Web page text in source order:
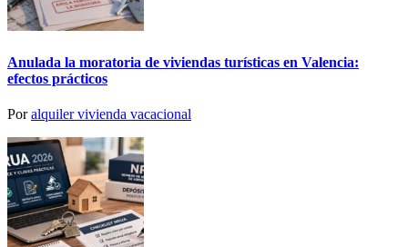
Anulada la moratoria de viviendas turísticas en Valencia:
efectos prácticos
Poralquiler vivienda vacacional